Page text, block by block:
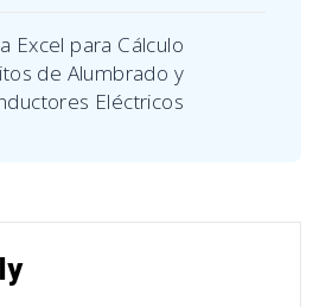
Excel para Cálculo
de Alumbrado y
Eléctricos